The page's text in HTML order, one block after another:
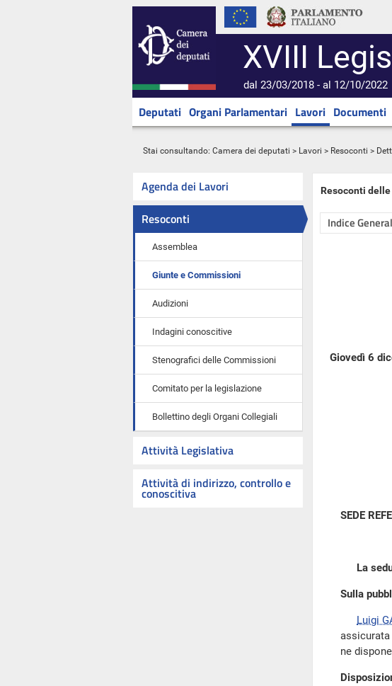
XVIII
dal 23/03/2018 - al 12/10/2022
Deputati Organi Parlamentari Lavori Documenti
Stai consultando: Camera dei deputati > Lavori > Resoconti >
Agenda dei Lavori
Resoconti
Assemblea
Giunte e Commissioni
Audizioni
Indagini conoscitive
Stenografici delle Commissioni
Comitato per la legislazione
Bollettino degli Organi Collegiali
Attività Legislativa
Attività di indirizzo, controllo e
conoscitiva
Resoconti
Indice
Giovedì 6
SEDE
La
Sulla
Luigi
ne